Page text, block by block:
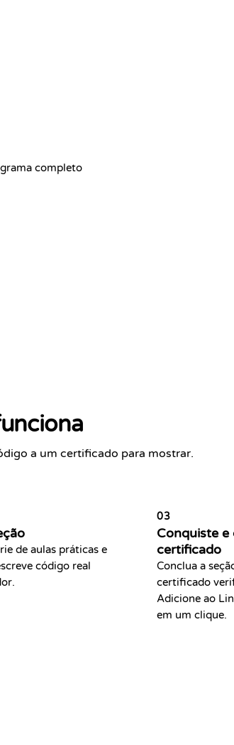
completo
a um certificado para mostrar.
de aulas práticas e
código real
03
Conquiste
certificado
Conclua a
certificado
Adicione ao
em um clique.